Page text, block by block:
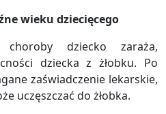
wieku dziecięcego
dziecko zaraża,
dziecka z żłobku. Po
zaświadczenie lekarskie,
uczęszczać do żłobka.